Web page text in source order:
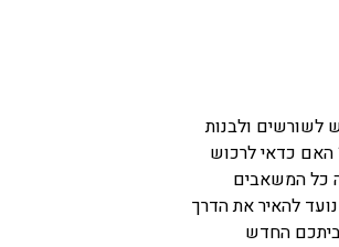
לשורשים ולבנות
האם כדאי לרכוש
כל המשאבים
להאיר את הדרך
החדש